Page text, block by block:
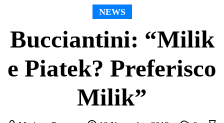
NEWS
Bucciantini: “Milik
e Piatek? Preferisco
Milik”